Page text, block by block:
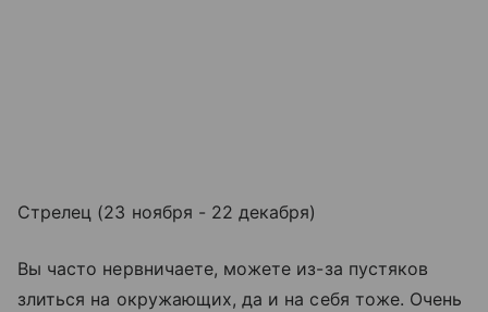
Стрелец (23 ноября - 22 декабря)
Вы часто нервничаете, можете из-за пустяков
злиться на окружающих, да и на себя тоже. Очень